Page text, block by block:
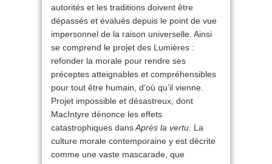
autorités et les traditions doivent être
dépassés et évalués depuis le point de vue
impersonnel de la raison universelle. Ainsi
se comprend le projet des Lumières :
refonder la morale pour rendre ses
préceptes atteignables et compréhensibles
pour tout être humain, d’où qu’il vienne.
Projet impossible et désastreux, dont
MacIntyre dénonce les effets
catastrophiques dansAprès la vertu . La
culture morale contemporaine y est décrite
comme une vaste mascarade, que